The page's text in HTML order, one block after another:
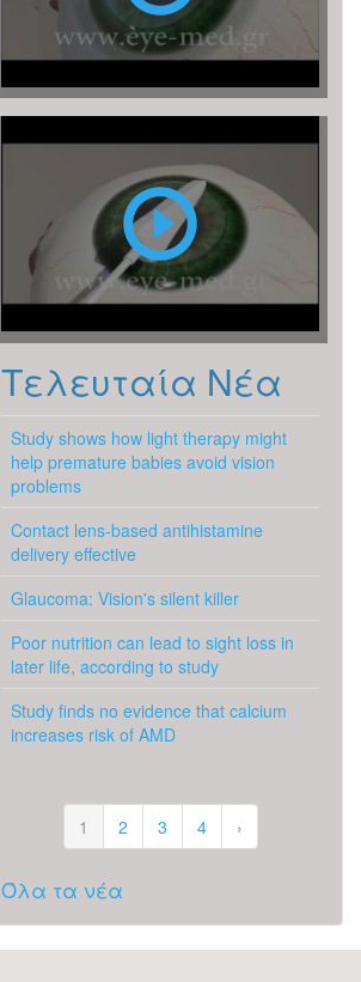
PRK
Τελευταία Νέα
Study shows how light therapy might
help premature babies avoid vision
problems
Contact lens-based antihistamine
delivery effective
Glaucoma: Vision's silent killer
Poor nutrition can lead to sight loss in
later life, according to study
Study finds no evidence that calcium
increases risk of AMD
1 2 3 4 ›
Όλα τα νέα